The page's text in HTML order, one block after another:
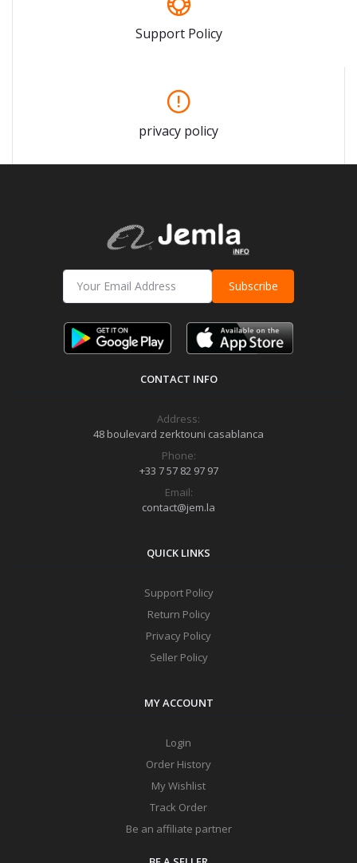
Support Policy
privacy policy
Subscribe
CONTACT INFO
Address:
48 boulevard zerktouni casablanca
Phone:
+33 7 57 82 97 97
Email:
contact@jem.la
QUICK LINKS
Support Policy
Return Policy
Privacy Policy
Seller Policy
MY ACCOUNT
Login
Order History
My Wishlist
Track Order
Be an affiliate partner